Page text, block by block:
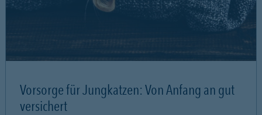
Vorsorge für Jungkatzen: Von Anfang an gut
versichert